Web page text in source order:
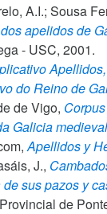
A.I.; Sousa
apelidos de
- USC, 2001.
Apellidos,
do Reino de
de Vigo,
Galicia
Apellidos y
J.,
sus pazos y
de